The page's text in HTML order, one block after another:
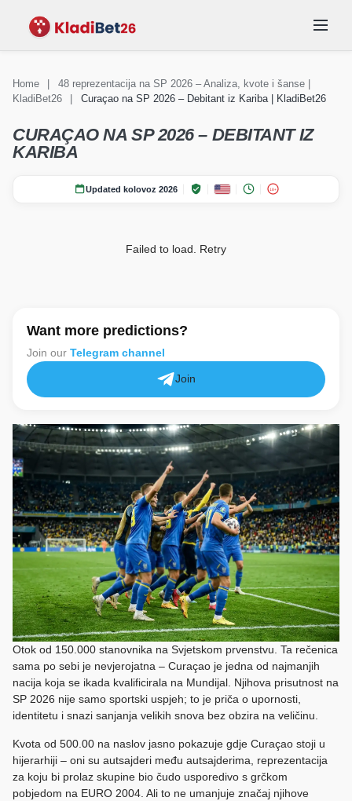
KLAĐENJE
Vijesti Svjetsko
prvenstvo 2026
FAQ
Home
48 reprezentacija na SP 2026 – Analiza, kvote i šanse |
KladiBet26
Curaçao na SP 2026 – Debitant iz Kariba | KladiBet26
CURAÇAO NA SP 2026 – DEBITANT IZ
KARIBA
Updated kolovoz 2026 18+
Failed to load. Retry
Want more predictions?
Join our Telegram channel
Join
Otok od 150.000 stanovnika na Svjetskom prvenstvu. Ta rečenica
sama po sebi je nevjerojatna – Curaçao je jedna od najmanjih
nacija koja se ikada kvalificirala na Mundijal. Njihova prisutnost na
SP 2026 nije samo sportski uspjeh; to je priča o upornosti,
identitetu i snazi sanjanja velikih snova bez obzira na veličinu.
Kvota od 500.00 na naslov jasno pokazuje gdje Curaçao stoji u
hijerarhiji – oni su autsajderi među autsajderima, reprezentacija
za koju bi prolaz skupine bio čudo usporedivo s grčkom
pobjedom na EURO 2004. Ali to ne umanjuje značaj njihove